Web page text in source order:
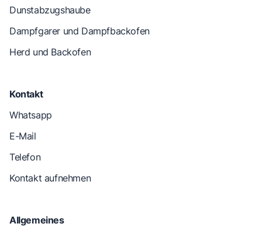
Dunstabzugshaube
Dampfgarer und Dampfbackofen
Herd und Backofen
Kontakt
Whatsapp
E-Mail
Telefon
Kontakt aufnehmen
Allgemeines